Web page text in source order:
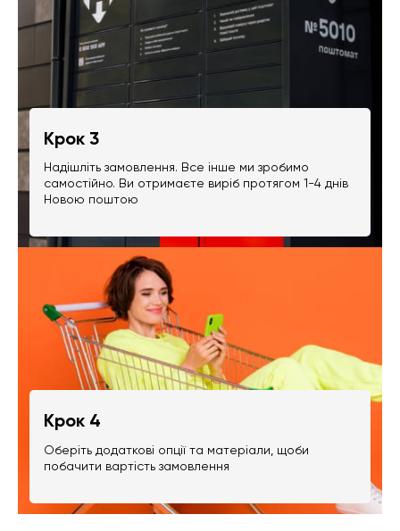
Крок 3
Надішліть замовлення. Все інше ми зробимо
самостійно. Ви отримаєте виріб протягом 1-4 днів
Новою поштою
Крок 4
Оберіть додаткові опції та матеріали, щоби
побачити вартість замовлення